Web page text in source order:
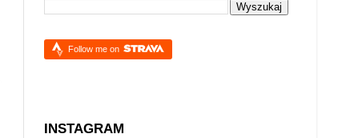
Follow me on
INSTAGRAM